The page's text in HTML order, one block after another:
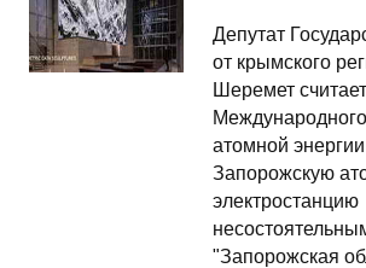
Депутат
от крымского
Шеремет
атомной
Запорожскую
электростанцию
"Запорожская